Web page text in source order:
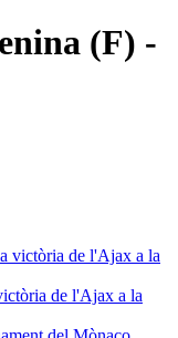
(F) -
de l'Ajax a la